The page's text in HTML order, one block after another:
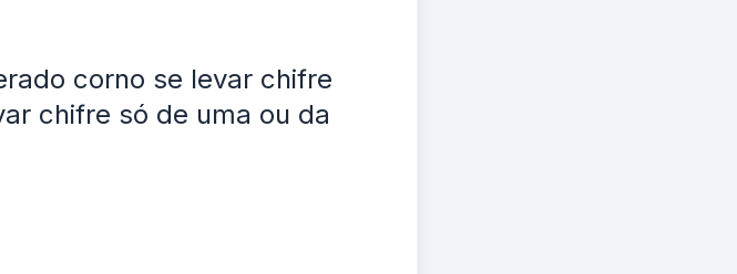
corno se levar chifre
chifre só de uma ou da